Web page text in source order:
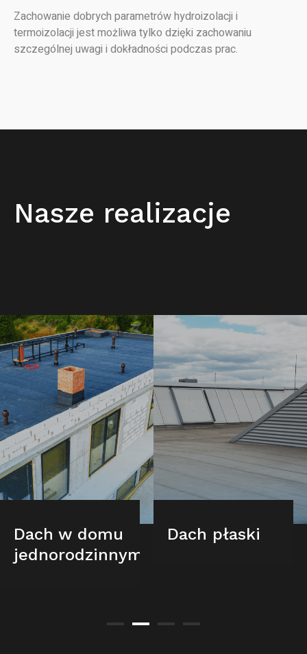
Zachowanie dobrych parametrów hydroizolacji i
termoizolacji jest możliwa tylko dzięki zachowaniu
szczególnej uwagi i dokładności podczas prac.
Nasze realizacje
Dach w domu
jednorodzinnym
Dach płaski